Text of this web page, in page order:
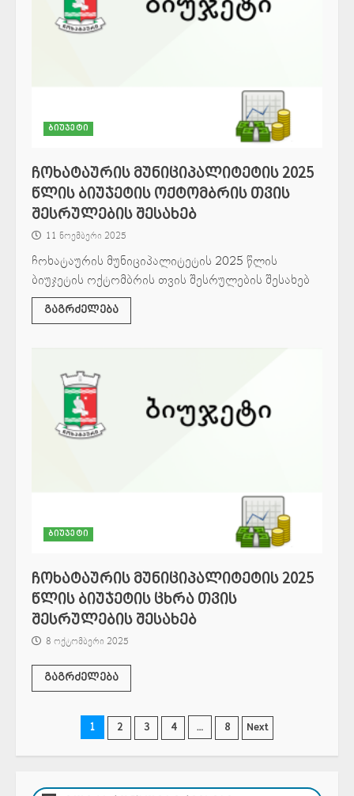
ბიუჯეტი
ჩოხატაურის მუნიციპალიტეტის 2025
წლის ბიუჯეტის ოქტომბრის თვის
შესრულების შესახებ
11 ნოემბერი 2025
ჩოხატაურის მუნიციპალიტეტის 2025 წლის
ბიუჯეტის ოქტომბრის თვის შესრულების შესახებ
გაგრძელება
ბიუჯეტი
ჩოხატაურის მუნიციპალიტეტის 2025
წლის ბიუჯეტის ცხრა თვის
შესრულების შესახებ
8 ოქტომბერი 2025
გაგრძელება
ჩანაწერების
გვერდებათ
1 2 3 4 … 8 Next